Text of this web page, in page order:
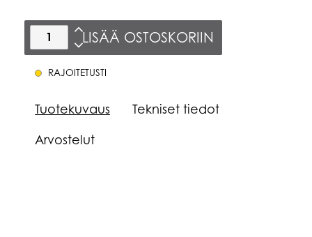
LISÄÄ OSTOSKORIIN
RAJOITETUSTI
Tuotekuvaus
Tekniset tiedot
Arvostelut